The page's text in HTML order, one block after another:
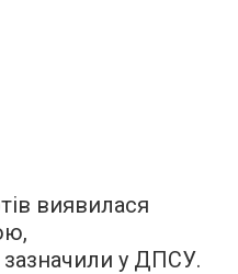
виявилася
у ДПСУ.